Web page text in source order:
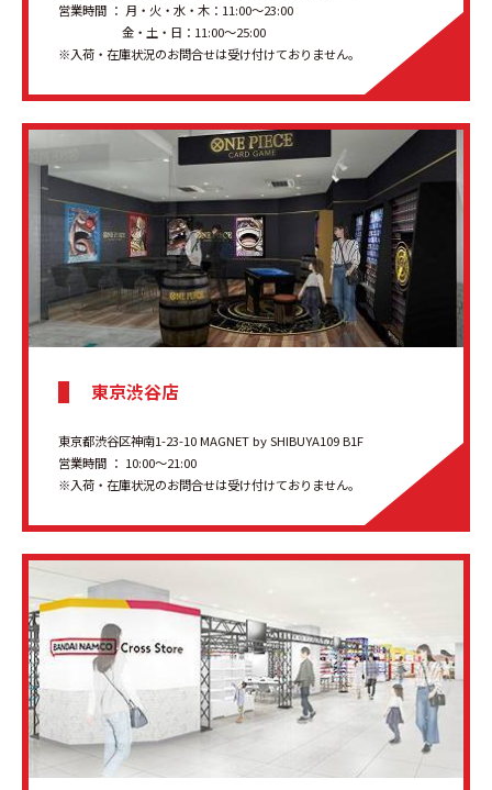
営業時間 ： 月・火・水・木：11:00～23:00
金・土・日：11:00～25:00
※入荷・在庫状況のお問合せは受け付けておりません。
東京渋谷店
東京都渋谷区神南1-23-10 MAGNET by SHIBUYA109 B1F
営業時間 ： 10:00〜21:00
※入荷・在庫状況のお問合せは受け付けておりません。